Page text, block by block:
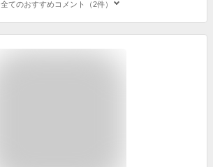
全てのおすすめコメント（2件）